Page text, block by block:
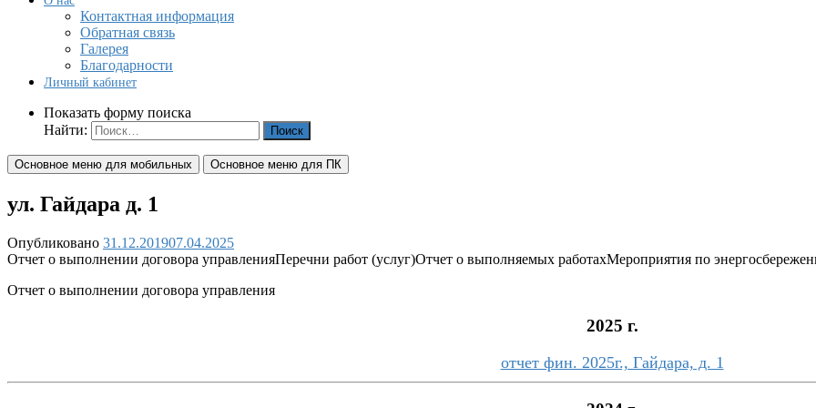
Контактная информация
Обратная связь
Галерея
Благодарности
Личный кабинет
Показать форму поиска
Найти:
Основное меню для мобильных Основное меню для ПК
ул. Гайдара д. 1
Опубликовано 31.12.201907.04.2025
Отчет о выполнении договора управленияПеречни работ (услуг)Отчет о выполняемых работахМероприятия по
Отчет о выполнении договора управления
2025 г.
отчет фин. 2025г., Гайдара, д. 1